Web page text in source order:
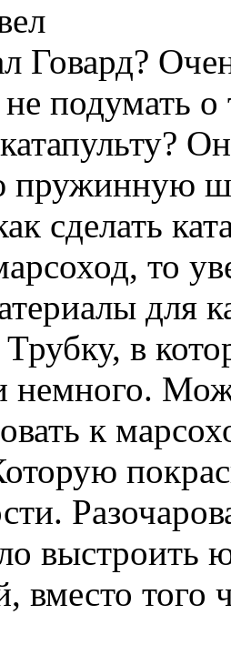
Говард?
подумать о
сделать
то
для
Трубку, в
немного.
к
выстроить
вместо того